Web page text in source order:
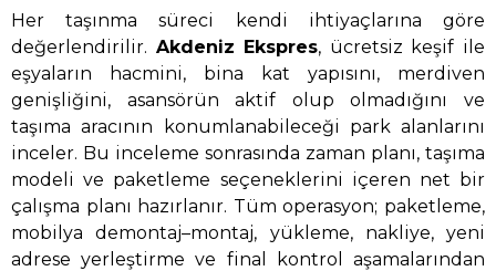
Her taşınma süreci kendi ihtiyaçlarına göre
değerlendirilir. Akdeniz Ekspres, ücretsiz keşif ile
eşyaların hacmini, bina kat yapısını, merdiven
genişliğini, asansörün aktif olup olmadığını ve
taşıma aracının konumlanabileceği park alanlarını
inceler. Bu inceleme sonrasında zaman planı, taşıma
modeli ve paketleme seçeneklerini içeren net bir
çalışma planı hazırlanır. Tüm operasyon; paketleme,
mobilya demontaj–montaj, yükleme, nakliye, yeni
adrese yerleştirme ve final kontrol aşamalarından